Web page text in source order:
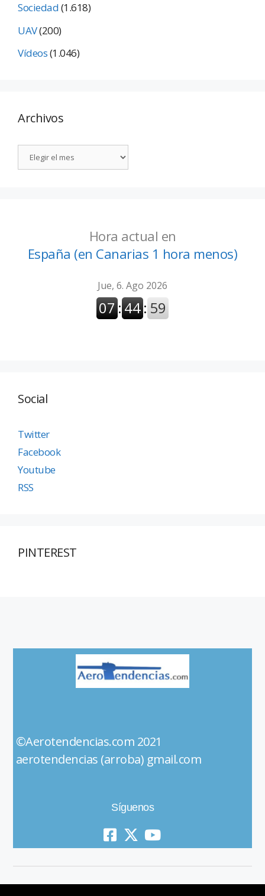
Sociedad(1.618)
UAV(200)
Vídeos(1.046)
Archivos
Hora actual en
España (en Canarias 1 hora menos)
Social
Twitter
Facebook
Youtube
RSS
PINTEREST
©Aerotendencias.com 2021
aerotendencias (arroba) gmail.com
Síguenos